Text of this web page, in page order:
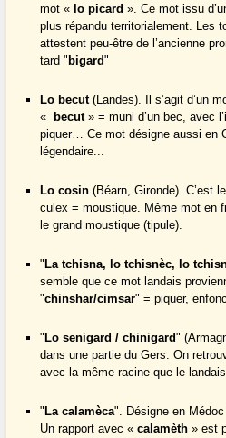
mot « lo picard ». Ce mot issu
plus répandu territorialement. Les
attestent peu-être de l’ancienne
tard " bigard"
Lo becut(Landes). Il s’agit d’un
«
becut» = muni d’un bec, avec
piquer… Ce mot désigne aussi en
légendaire...
Lo cosin(Béarn, Gironde). C’est
culex = moustique. Même mot en
le grand moustique (tipule).
" La tchisna, lo tchisnèc, lo
semble que ce mot landais
"chinshar/cimsar" = piquer,
" Lo senigard / chinigard"
dans une partie du Gers. On
avec la même racine que le
" La calamèca". Désigne en
Un rapport avec «calamèth » est